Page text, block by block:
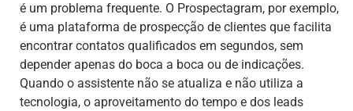
é um problema frequente. O Prospectagram, por exemplo,
é uma plataforma de prospecção de clientes que facilita
encontrar contatos qualificados em segundos, sem
depender apenas do boca a boca ou de indicações.
Quando o assistente não se atualiza e não utiliza a
tecnologia, o aproveitamento do tempo e dos leads